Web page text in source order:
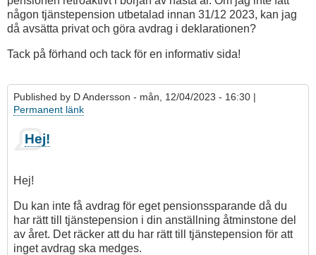
någon tjänstepension utbetalad innan 31/12 2023, kan jag
då avsätta privat och göra avdrag i deklarationen?
Tack på förhand och tack för en informativ sida!
Published by D Andersson - mån, 12/04/2023 - 16:30 |
Permanent länk
Hej!
Hej!
Du kan inte få avdrag för eget pensionssparande då du
har rätt till tjänstepension i din anställning åtminstone del
av året. Det räcker att du har rätt till tjänstepension för att
inget avdrag ska medges.